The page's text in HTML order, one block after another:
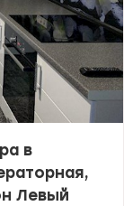
063 392 35 35
в
Левый